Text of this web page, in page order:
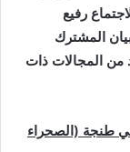
رفيع
المشترك
من المجالات ذات
في طنجة (الصحراء